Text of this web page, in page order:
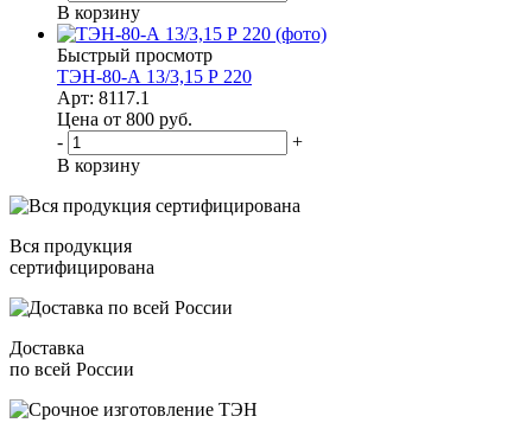
В корзину
Быстрый просмотр
ТЭН-80-А 13/3,15 Р 220
Арт: 8117.1
Цена от 800 руб.
-
+
В корзину
Вся продукция
сертифицирована
Доставка
по всей России